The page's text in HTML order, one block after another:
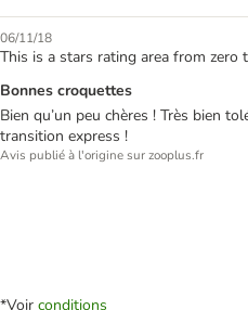
06/11/18
This is a stars rating area from zero
Bonnes croquettes
Bien qu’un peu chères ! Très bien
transition express !
Avis publié à l'origine sur zooplus.fr
*Voir conditions